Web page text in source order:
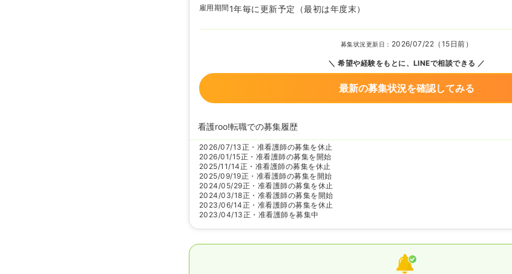
雇用期間 1年毎に更新予定（最初は年度末）
募集状況更新日： 2026/07/22（15日前）
希望や経験をもとに、LINEで相談できる
最新の募集状況を確認してみる
看護roo!転職での募集履歴
2026/07/13正・准看護師の募集を休止
2026/01/15正・准看護師の募集を開始
2025/11/14正・准看護師の募集を休止
2025/09/19正・准看護師の募集を開始
2024/05/29正・准看護師の募集を休止
2024/03/18正・准看護師の募集を開始
2023/06/14正・准看護師の募集を休止
2023/04/13正・准看護師を募集中